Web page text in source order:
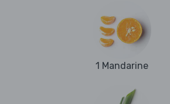
1 Mandarine